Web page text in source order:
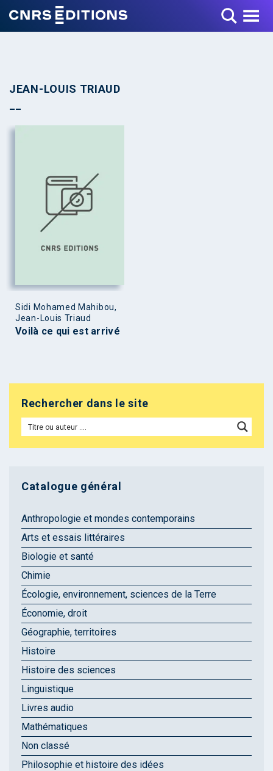
Toggle Menu
JEAN-LOUIS TRIAUD
Sidi Mohamed Mahibou,
Jean-Louis Triaud
Voilà ce qui est arrivé
Rechercher dans le site
Catalogue général
Anthropologie et mondes contemporains
Arts et essais littéraires
Biologie et santé
Chimie
Écologie, environnement, sciences de la Terre
Économie, droit
Géographie, territoires
Histoire
Histoire des sciences
Linguistique
Livres audio
Mathématiques
Non classé
Philosophie et histoire des idées